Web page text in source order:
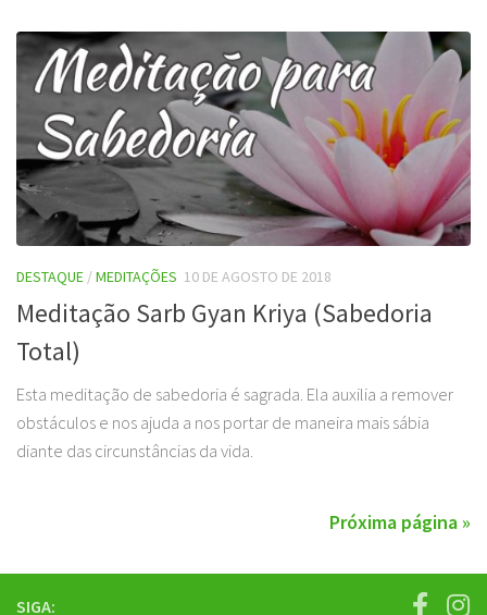
DESTAQUE /MEDITAÇÕES 10 DE AGOSTO DE 2018
Meditação Sarb Gyan Kriya (Sabedoria
Total)
Esta meditação de sabedoria é sagrada. Ela auxilia a remover
obstáculos e nos ajuda a nos portar de maneira mais sábia
diante das circunstâncias da vida.
Próxima página »
SIGA: